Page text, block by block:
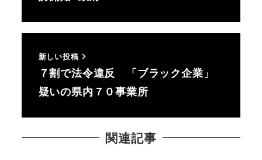
新しい投稿
７割で法令違反 「ブラック企業」
疑いの県内７０事業所
関連記事